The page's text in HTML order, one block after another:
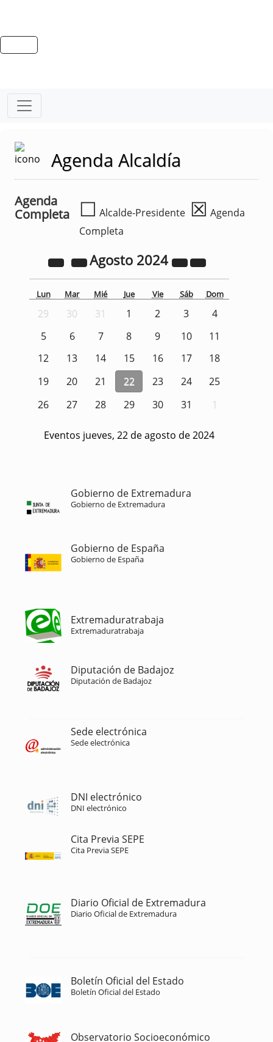
Agenda Alcaldía
Agenda
Completa
☐ Alcalde-Presidente ☒ Agenda
Completa
Agosto 2024
Lun Mar Mié Jue Vie Sáb Dom
29 30 31 1 2 3
4
5
6 7 8 9 10
11
12
13 14 15 16 17
18
19
20 21 22 23 24
25
26
27 28 29 30 31 1
Eventos jueves, 22 de agosto de 2024
Gobierno de Extremadura
Gobierno de Extremadura
Gobierno de España
Gobierno de España
Extremaduratrabaja
Extremaduratrabaja
Diputación de Badajoz
Diputación de Badajoz
Sede electrónica
Sede electrónica
DNI electrónico
DNI electrónico
Cita Previa SEPE
Cita Previa SEPE
Diario Oficial de Extremadura
Diario Oficial de Extremadura
Boletín Oficial del Estado
Boletín Oficial del Estado
Observatorio Socioeconómico